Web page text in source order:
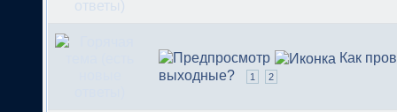
Как
выходные?
1 2